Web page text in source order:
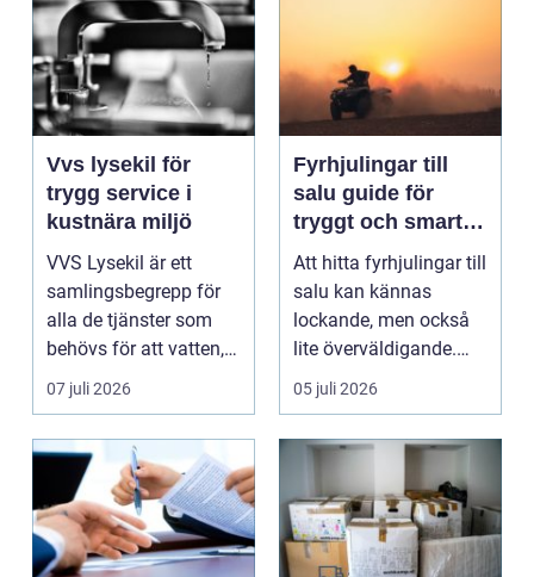
Vvs lysekil för
trygg service i
kustnära miljö
VVS Lysekil är ett
samlingsbegrepp för
alla de tjänster som
behövs för att vatten,
värme och avlopp ...
07 juli 2026
Fyrhjulingar till
salu guide för
tryggt och smart
köp
Att hitta fyrhjulingar till
salu kan kännas
lockande, men också
lite överväldigande.
Utbudet är stor...
05 juli 2026